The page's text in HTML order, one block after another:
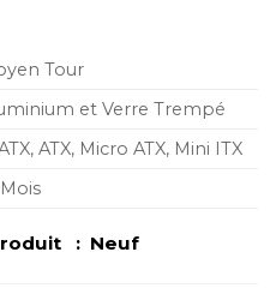
Tour
et Verre Trempé
ATX, Micro ATX, Mini ITX
: Neuf